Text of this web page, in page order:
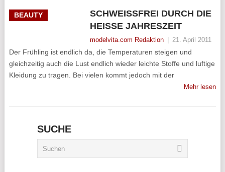
BEAUTY
SCHWEISSFREI DURCH DIE H
EISSE JAHRESZEIT
modelvita.com Redaktion 21. April 2011
Der Frühling ist endlich da, die Temperaturen steigen und
gleichzeitig auch die Lust endlich wieder leichte Stoffe und luftige
Kleidung zu tragen. Bei vielen kommt jedoch mit der
Mehr lesen
SUCHE